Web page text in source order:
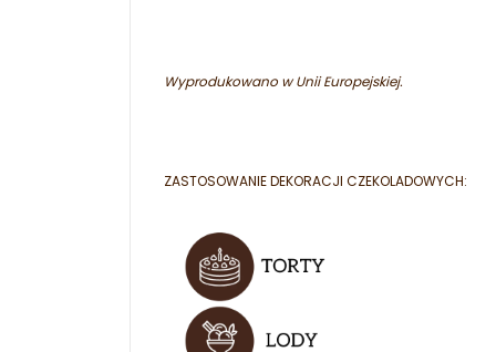
Wyprodukowano w Unii Europejskiej.
ZASTOSOWANIE DEKORACJI CZEKOLADOWYCH: